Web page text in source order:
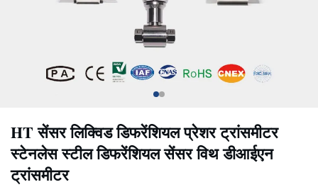
HT सेंसर लिक्विड डिफरेंशियल प्रेशर ट्रांसमीटर
स्टेनलेस स्टील डिफरेंशियल सेंसर विथ डीआईएन
ट्रांसमीटर